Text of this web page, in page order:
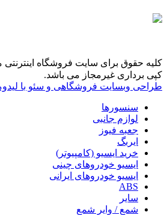
کلیه حقوق برای سایت فروشگاه
کپی برداری غیرمجاز می باشد.
طراحی وبسایت فروشگاهی و سئو با
سنسورها
لوازم جانبی
جعبه فیوز
ایربگ
خرید ایسیو (کامپیوتر)
ایسیو خودروهای چینی
ایسیو خودروهای ایرانی
ABS
سایر
شمع / وایر شمع